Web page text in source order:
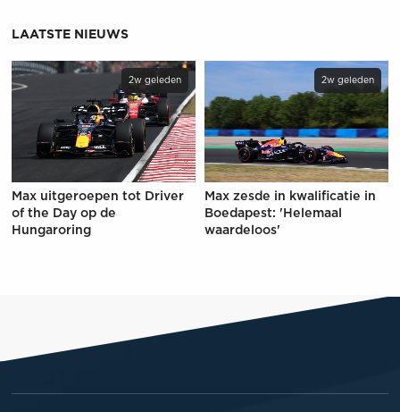
LAATSTE NIEUWS
2w geleden
Max uitgeroepen tot Driver
of the Day op de
Hungaroring
2w geleden
Max zesde in kwalificatie in
Boedapest: 'Helemaal
waardeloos'